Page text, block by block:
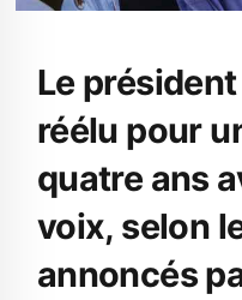
Le
réélu pour
quatre ans
voix, selon
annoncés